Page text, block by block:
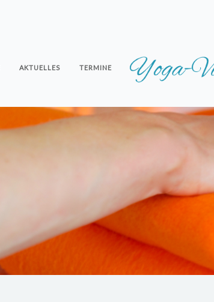
AKTUELLES TERMINE